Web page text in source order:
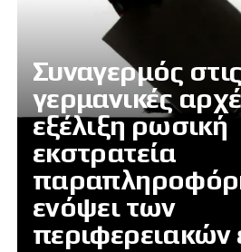
Συναγερμός στις
γερμανικές
εξέλιξη ρωσική
εκστρατεία
ενόψει των
περιφερειακών